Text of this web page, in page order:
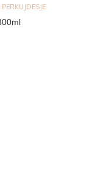
PERKUJDESJE